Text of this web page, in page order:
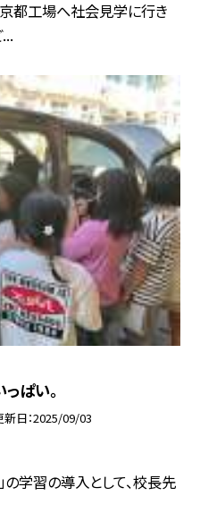
都工場へ社会見学に行き
ぱい。
新日 2025/09/03
の学習の導入として、校長先